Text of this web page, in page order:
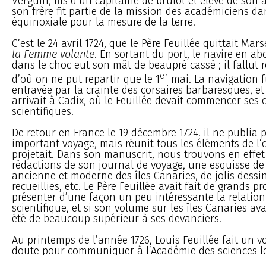
son frère fit partie de la mission des académiciens
équinoxiale pour la mesure de la terre.
C’est le 24 avril 1724, que le Père Feuillée quittait
la Femme volante. En sortant du port, le navire en
dans le choc eut son mât de beaupré cassé ; il fallut
d’où on ne put repartir que le 1er mai. La navigation
entravée par la crainte des corsaires barbaresques,
arrivait à Cadix, où le Feuillée devait commencer ses
scientifiques.
De retour en France le 19 décembre 1724. il ne publia
important voyage, mais réunit tous les éléments de
projetait. Dans son manuscrit, nous trouvons en
rédactions de son journal de voyage, une esquisse
ancienne et moderne des îles Canaries, de jolis
recueillies, etc. Le Père Feuillée avait fait de grands
présenter d’une façon un peu intéressante la relation
scientifique, et si son volume sur les îles Canaries
été de beaucoup supérieur à ses devanciers.
Au printemps de l’année 1726, Louis Feuillée fait un
doute pour communiquer à l’Académie des sciences